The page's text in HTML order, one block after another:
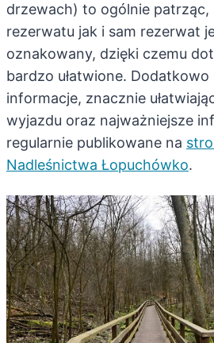
drzewach) to ogólnie patrząc,
rezerwatu jak i sam rezerwat
oznakowany, dzięki czemu
bardzo ułatwione.
informacje, znacznie
wyjazdu oraz najważniejsze
regularnie publikowane na
Nadleśnictwa Łopuchówko.